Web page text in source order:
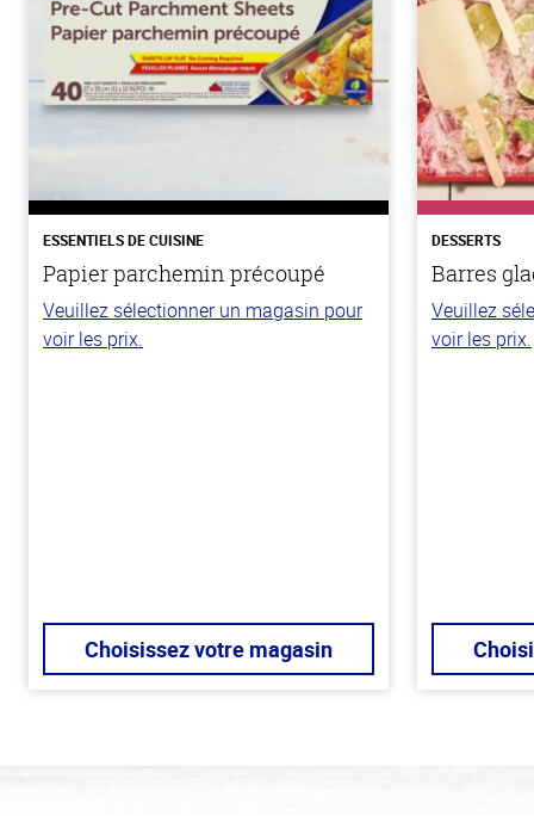
ESSENTIELS DE CUISINE
Papier parchemin précoupé
Veuillez sélectionner un magasin pour
voir les prix.
Choisissez votre magasin
DESSERTS
Barres
Veuillez
voir les prix.